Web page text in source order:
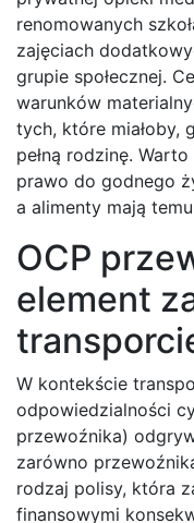
renomowanych
zajęciach
grupie społecznej.
warunków
tych, które miałoby,
pełną rodzinę.
prawo do godnego
a alimenty mają temu
OCP
element
W kontekście
odpowiedzialności
przewoźnika)
zarówno
rodzaj polisy, która
finansowymi